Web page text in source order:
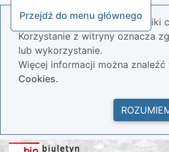
Przejdź do menu głównego
Nasza strona wykorzystuje pliki
Korzystanie z witryny oznacza
lub wykorzystanie.
Więcej informacji można znaleźć
Cookies.